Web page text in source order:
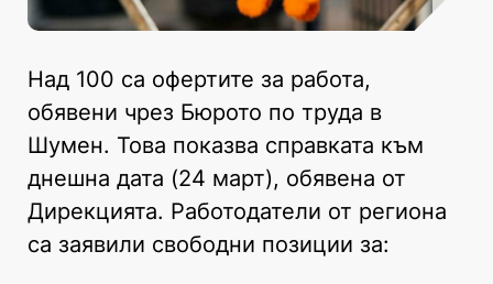
Над 100 са офертите за работа,
обявени чрез Бюрото по труда в
Шумен. Това показва справката към
днешна дата (24 март), обявена от
Дирекцията. Работодатели от региона
са заявили свободни позиции за: